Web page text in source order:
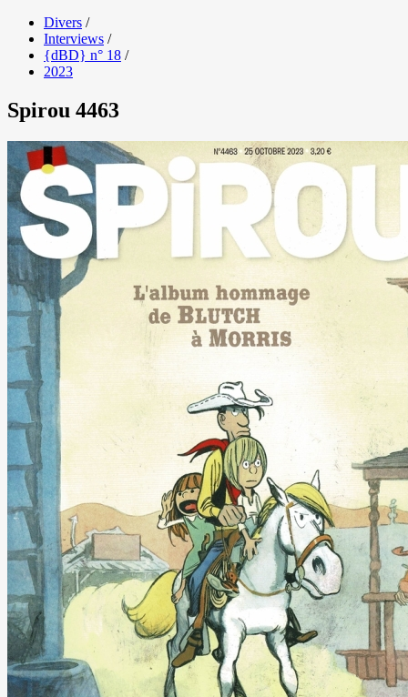
Divers /
Interviews /
{dBD} n° 18 /
2023
Spirou 4463